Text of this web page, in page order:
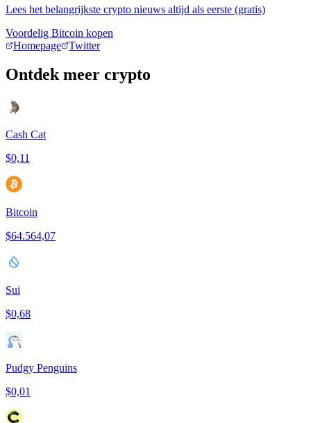
Lees het belangrijkste crypto nieuws altijd als eerste (gratis)
Voordelig Bitcoin kopen
Homepage
Twitter
Ontdek meer crypto
Cash Cat
$0,11
Bitcoin
$64.564,07
Sui
$0,68
Pudgy Penguins
$0,01